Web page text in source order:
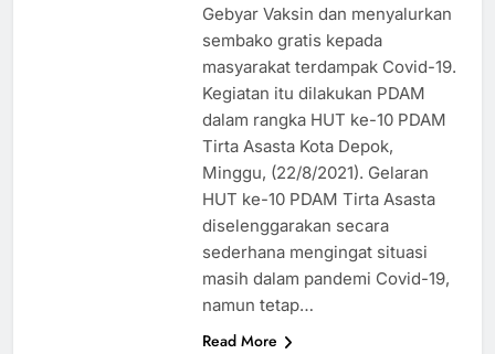
Gebyar Vaksin dan menyalurkan
sembako gratis kepada
masyarakat terdampak Covid-19.
Kegiatan itu dilakukan PDAM
dalam rangka HUT ke-10 PDAM
Tirta Asasta Kota Depok,
Minggu, (22/8/2021). Gelaran
HUT ke-10 PDAM Tirta Asasta
diselenggarakan secara
sederhana mengingat situasi
masih dalam pandemi Covid-19,
namun tetap…
Read More